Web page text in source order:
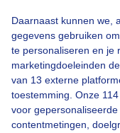
Daarnaast kunnen we,
gegevens gebruiken
te personaliseren en je
marketingdoeleinden
van 13 externe
toestemming. Onze
voor
contentmetingen,
Over Buienradar